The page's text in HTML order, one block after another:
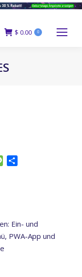
$ 0.00 0
Message
Ein- und
PWA-App und